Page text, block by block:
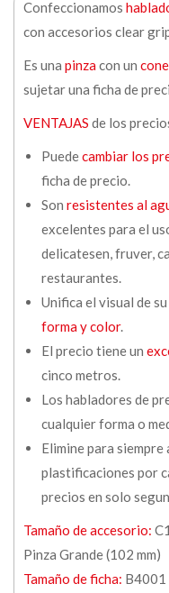
Confeccionamos
con accesorios clear
Es una pinzacon un
sujetar una ficha de
VENTAJAS de los
Puedecambiar los
ficha de precio.
Son resistentes al
excelentes para el
delicatesen, fruver,
restaurantes.
Unifica el visual de
forma y color.
El precio tiene un
cinco metros.
Los habladores de
cualquier forma o
Elimine para
plastificaciones por
precios en solo
Tamaño de accesorio:
Pinza Grande (102 mm)
Tamaño de ficha: B4001